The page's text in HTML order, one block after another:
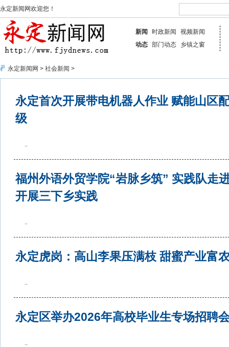
永定新闻网欢迎您！
新闻 时政新闻
视频新闻
动态 部门动态 乡镇之窗
永定新闻网 > 社会新闻 >
永定首次开展带电机器人作业 赋能山区
级
..
福州外语外贸学院“岩脉乡筑” 实践队走
开展三下乡实践
..
永定虎岗：高山李果压满枝 甜蜜产业富
..
永定区举办2026年高校毕业生专场招聘
..